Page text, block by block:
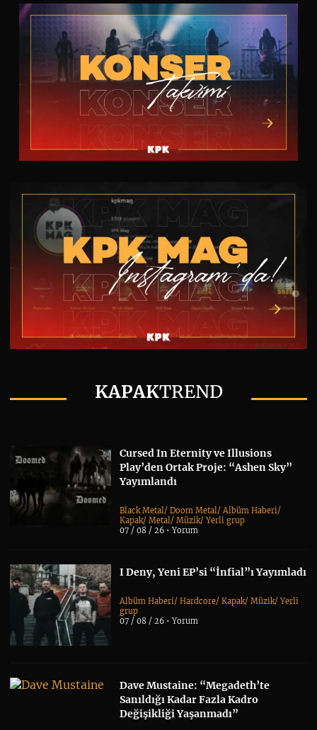
KAPAKTREND
Cursed In Eternity ve Illusions
Play’den Ortak Proje: “Ashen Sky”
Yayımlandı
Black Metal/Doom Metal/Albüm Haberi/
Kapak/Metal/Müzik/Yerli grup
07 / 08 / 26 •Yorum
I Deny, Yeni EP’si “İnfial”ı Yayımladı
Albüm Haberi/Hardcore/Kapak/Müzik/Yerli
grup
07 / 08 / 26 •Yorum
Dave Mustaine: “Megadeth’te
Sanıldığı Kadar Fazla Kadro
Değişikliği Yaşanmadı”